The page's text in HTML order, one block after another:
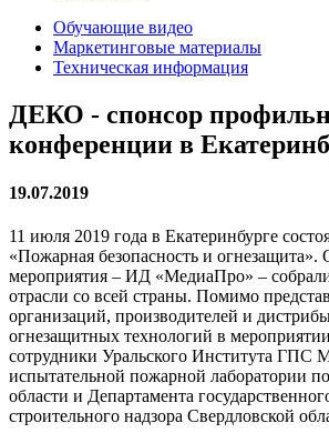
Обучающие видео
Маркетинговые материалы
Техническая информация
ДЕКО - спонсор
конференции в
19.07.2019
11 июля 2019 года в Екатеринбурге
«Пожарная безопасность и огнезащита».
мероприятия – ИД «МедиаПро» –
отрасли со всей страны. Помимо
организаций, производителей и
огнезащитных технологий в
сотрудники Уральского Института ГПС
испытательной пожарной лаборатории
области и Департамента
строительного надзора Свердловской